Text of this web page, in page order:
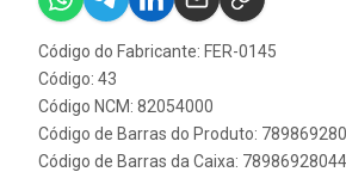
Código do Fabricante: FER-0145
Código: 43
Código NCM: 82054000
Código de Barras do Produto:
Código de Barras da Caixa: